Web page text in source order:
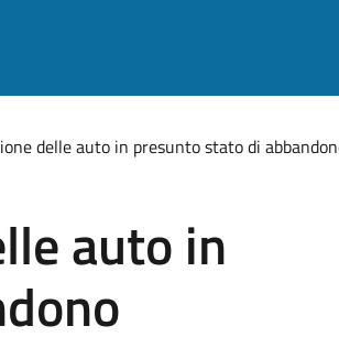
delle auto in presunto stato di
auto in